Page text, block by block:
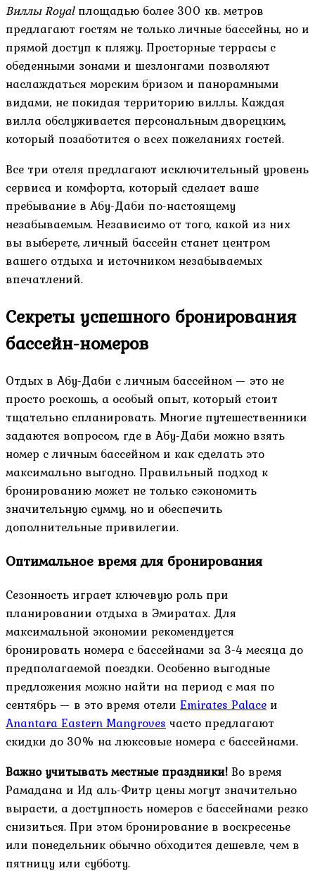
Виллы Royalплощадью более 300 кв. метров
предлагают гостям не только личные бассейны, но и
прямой доступ к пляжу. Просторные террасы с
обеденными зонами и шезлонгами позволяют
наслаждаться морским бризом и панорамными
видами, не покидая территорию виллы. Каждая
вилла обслуживается персональным дворецким,
который позаботится о всех пожеланиях гостей.
Все три отеля предлагают исключительный уровень
сервиса и комфорта, который сделает ваше
пребывание в Абу-Даби по-настоящему
незабываемым. Независимо от того, какой из них
вы выберете, личный бассейн станет центром
вашего отдыха и источником незабываемых
впечатлений.
Секреты успешного бронирования
бассейн-номеров
Отдых в Абу-Даби с личным бассейном — это не
просто роскошь, а особый опыт, который стоит
тщательно спланировать. Многие путешественники
задаются вопросом, где в Абу-Даби можно взять
номер с личным бассейном и как сделать это
максимально выгодно. Правильный подход к
бронированию может не только сэкономить
значительную сумму, но и обеспечить
дополнительные привилегии.
Оптимальное время для бронирования
Сезонность играет ключевую роль при
планировании отдыха в Эмиратах. Для
максимальной экономии рекомендуется
бронировать номера с бассейнами за 3-4 месяца до
предполагаемой поездки. Особенно выгодные
предложения можно найти на период с мая по
сентябрь — в это время отели Emirates Palace и
Anantara Eastern Mangroves часто предлагают
скидки до 30% на люксовые номера с бассейнами.
Важно учитывать местные праздники!Во время
Рамадана и Ид аль-Фитр цены могут значительно
вырасти, а доступность номеров с бассейнами резко
снизиться. При этом бронирование в воскресенье
или понедельник обычно обходится дешевле, чем в
пятницу или субботу.